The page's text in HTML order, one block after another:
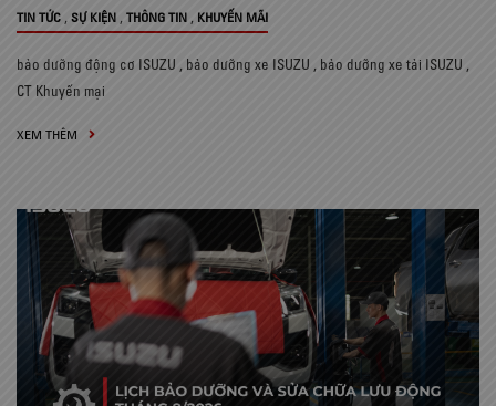
TIN TỨC SỰ KIỆN THÔNG TIN KHUYẾN MÃI
bảo dưỡng động cơ ISUZU bảo dưỡng xe ISUZU bảo dưỡng xe tải ISUZU
CT Khuyến mại
XEM THÊM